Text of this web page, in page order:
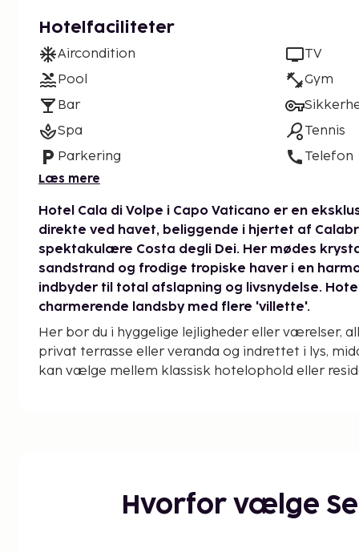
Hotelfaciliteter
Aircondition
Pool
Bar
Spa
Parkering
TV
Gym
Tennis
Telefon
Læs mere
Hotel Cala di Volpe i Capo Vaticano er en
direkte ved havet, beliggende i hjertet af
spektakulære Costa degli Dei. Her mødes
sandstrand og frodige tropiske haver i en
indbyder til total afslapning og livsnydelse.
charmerende landsby med flere 'villette'.
Her bor du i hyggelige lejligheder eller værelser,
privat terrasse eller veranda og indrettet i lys,
kan vælge mellem klassisk hotelophold eller
parasoller og liggestole er inkluderet, ligesom
mulighed for at leje pedalbåde for at udforske
Hvorfor vælge